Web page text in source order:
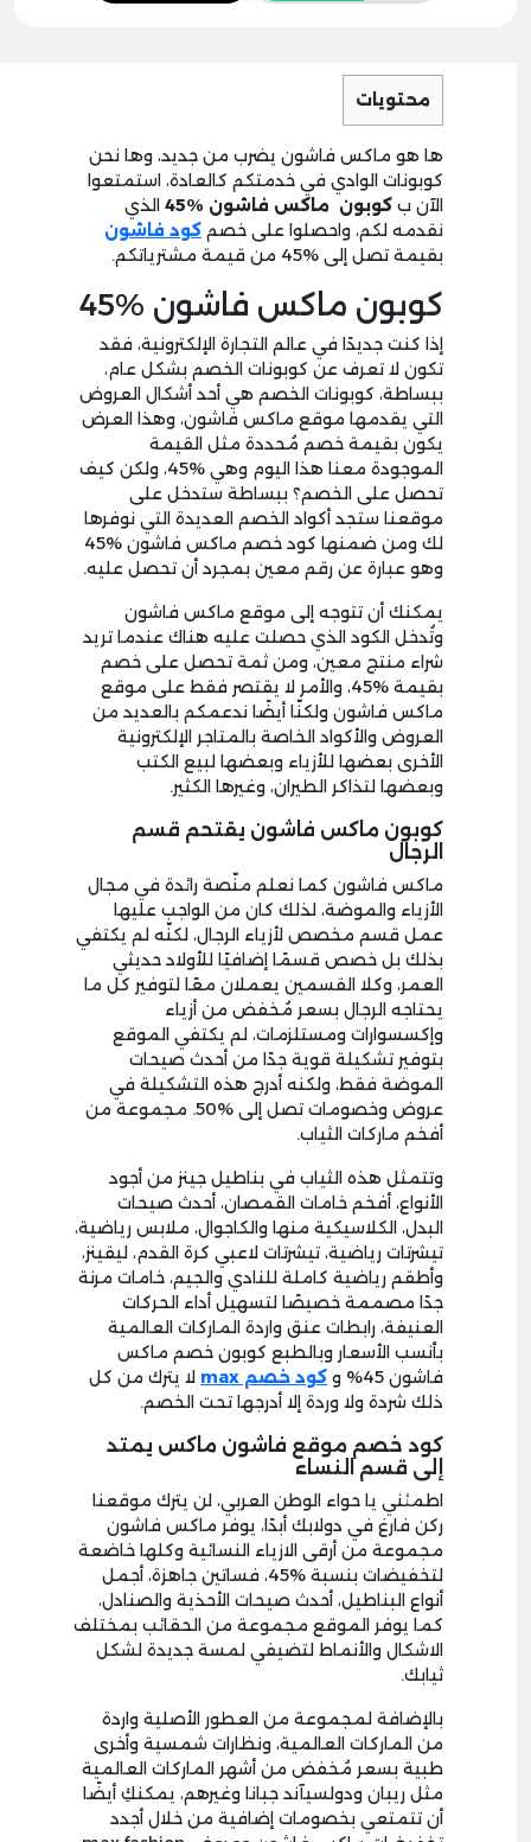
محتويات
ها هو ماكس فاشون يضرب من جديد، وها نحن
كوبونات الوادي في خدمتكم كالعادة، استمتعوا
الآن ب كوبون ماكس فاشون %45
الذي
نقدمه لكم، واحصلوا على خصم كود فاشون
بقيمة تصل إلى %45 من قيمة مشترياتكم.
كوبون ماكس فاشون %45
إذا كنت جديدًا في عالم التجارة الإلكترونية، فقد
تكون لا تعرف عن كوبونات الخصم بشكل عام،
ببساطة، كوبونات الخصم هي أحد أشكال العروض
التي يقدمها موقع ماكس فاشون، وهذا العرض
يكون بقيمة خصم مُحددة مثل القيمة
الموجودة معنا هذا اليوم وهي %45، ولكن كيف
تحصل على الخصم؟ ببساطة ستدخل على
موقعنا ستجد أكواد الخصم العديدة التي نوفرها
لك ومن ضمنها كود خصم ماكس فاشون %45
وهو عبارة عن رقم معين بمجرد أن تحصل عليه.
يمكنك أن تتوجه إلى موقع ماكس فاشون
وتُدخل الكود الذي حصلت عليه هناك عندما تريد
شراء منتج معين، ومن ثمة تحصل على خصم
بقيمة %45، والأمر لا يقتصر فقط على موقع
ماكس فاشون ولكنّا أيضًا ندعمكم بالعديد من
العروض والأكواد الخاصة بالمتاجر الإلكترونية
الأخرى بعضها للأزياء وبعضها لبيع الكتب
وبعضها لتذاكر الطيران، وغيرها الكثير.
كوبون ماكس فاشون يقتحم قسم
الرجال
ماكس فاشون كما نعلم منّصة رائدة في مجال
الأزياء والموضة، لذلك كان من الواجب عليها
عمل قسم مخصص لأزياء الرجال، لكنّه لم يكتفي
بذلك بل خصص قسمًا إضافيًا للأولاد حديثي
العمر، وكلا القسمين يعملان معًا لتوفير كل ما
يحتاجه الرجال بسعر مُخفض من أزياء
وإكسسوارات ومستلزمات، لم يكتفي الموقع
بتوفير تشكيلة قوية جدًا من أحدث صيحات
الموضة فقط، ولكنه أدرج هذه التشكيلة في
عروض وخصومات تصل إلى %50. مجموعة من
أفخم ماركات الثياب.
وتتمثل هذه الثياب في بناطيل جينز من أجود
الأنواع، أفخم خامات القمصان، أحدث صيحات
البدل، الكلاسيكية منها والكاجوال، ملابس رياضية،
تيشرتات رياضية، تيشرتات لاعبي كرة القدم، ليقينز،
وأطقم رياضية كاملة للنادي والجيم، خامات مرنة
جدًا مصممة خصيصًا لتسهيل أداء الحركات
العنيفة، رابطات عنق واردة الماركات العالمية
بأنسب الأسعار وبالطبع كوبون خصم ماكس
فاشون 45% و
كود خصم max
لا يترك من كل
ذلك شردة ولا وردة إلا أدرجها تحت الخصم.
كود خصم موقع فاشون ماكس يمتد
إلى قسم النساء
اطمئني يا حواء الوطن العربي، لن يترك موقعنا
ركن فارغ في دولابك أبدًا، يوفر ماكس فاشون
مجموعة من أرقى الازياء النسائية وكلها خاضعة
لتخفيضات بنسبة %45، فساتين جاهزة، أجمل
أنواع البناطيل، أحدث صيحات الأحذية والصنادل،
كما يوفر الموقع مجموعة من الحقائب بمختلف
الاشكال والأنماط لتضيفي لمسة جديدة لشكل
ثيابك.
بالإضافة لمجموعة من العطور الأصلية واردة
من الماركات العالمية، ونظارات شمسية وأخرى
طبية بسعر مُخفض من أشهر الماركات العالمية
مثل ريبان ودولسيآند جبانا وغيرهم، يمكنكِ أيضًا
أن تتمتعي بخصومات إضافية من خلال أجدد